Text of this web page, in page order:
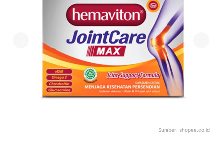
Sumber: shopee.co.id